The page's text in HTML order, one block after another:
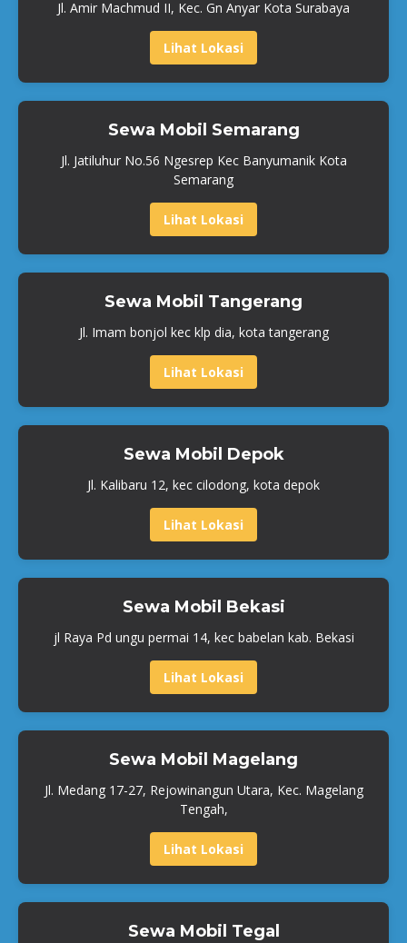
Jl. Amir Machmud II, Kec. Gn Anyar Kota Surabaya
Lihat Lokasi
Sewa Mobil Semarang
Jl. Jatiluhur No.56 Ngesrep Kec Banyumanik Kota
Semarang
Lihat Lokasi
Sewa Mobil Tangerang
Jl. Imam bonjol kec klp dia, kota tangerang
Lihat Lokasi
Sewa Mobil Depok
Jl. Kalibaru 12, kec cilodong, kota depok
Lihat Lokasi
Sewa Mobil Bekasi
jl Raya Pd ungu permai 14, kec babelan kab. Bekasi
Lihat Lokasi
Sewa Mobil Magelang
Jl. Medang 17-27, Rejowinangun Utara, Kec. Magelang
Tengah,
Lihat Lokasi
Sewa Mobil Tegal